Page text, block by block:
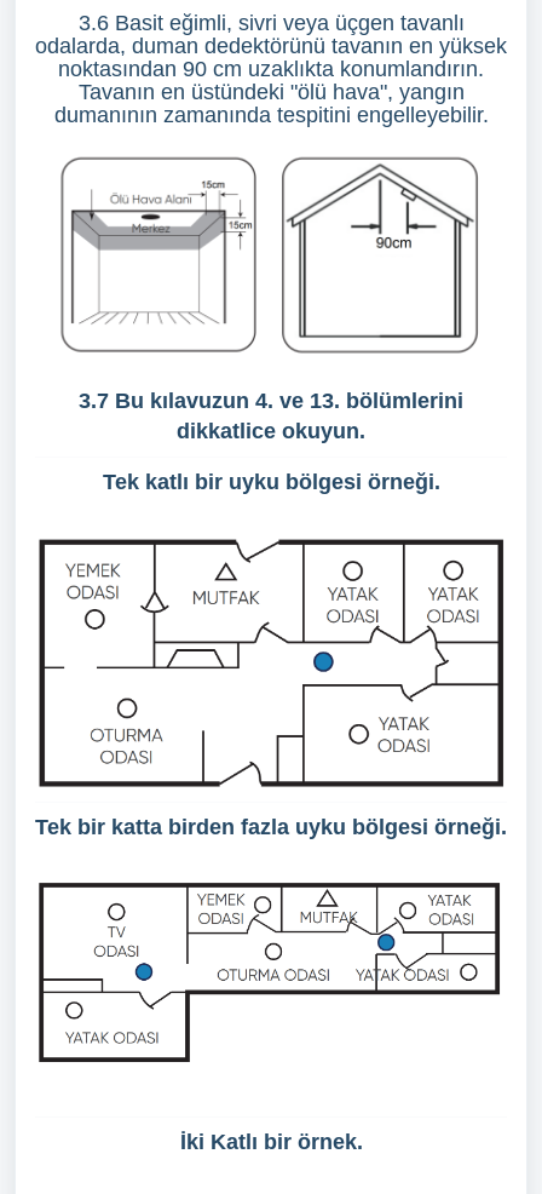
3.6 Basit eğimli, sivri veya üçgen tavanlı
odalarda, duman dedektörünü tavanın en yüksek
noktasından 90 cm uzaklıkta konumlandırın.
Tavanın en üstündeki "ölü hava", yangın
dumanının zamanında tespitini engelleyebilir.
3.7 Bu kılavuzun 4. ve 13. bölümlerini
dikkatlice okuyun.
Tek katlı bir uyku bölgesi örneği.
Tek bir katta birden fazla uyku bölgesi örneği.
İki Katlı bir örnek.